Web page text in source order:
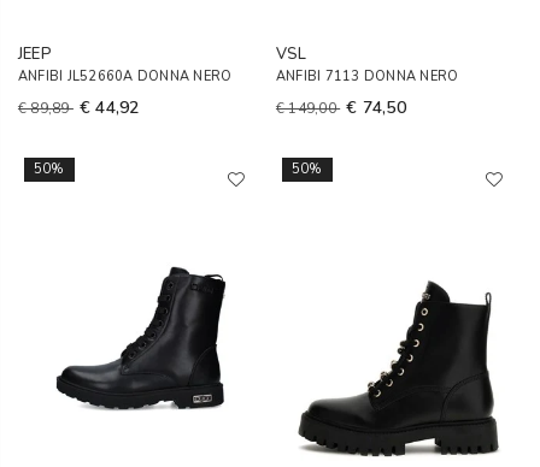
JEEP
ANFIBI JL52660A DONNA NERO
€ 89,89 € 44,92
VSL
ANFIBI 7113 DONNA NERO
€ 149,00 € 74,50
50% 50%